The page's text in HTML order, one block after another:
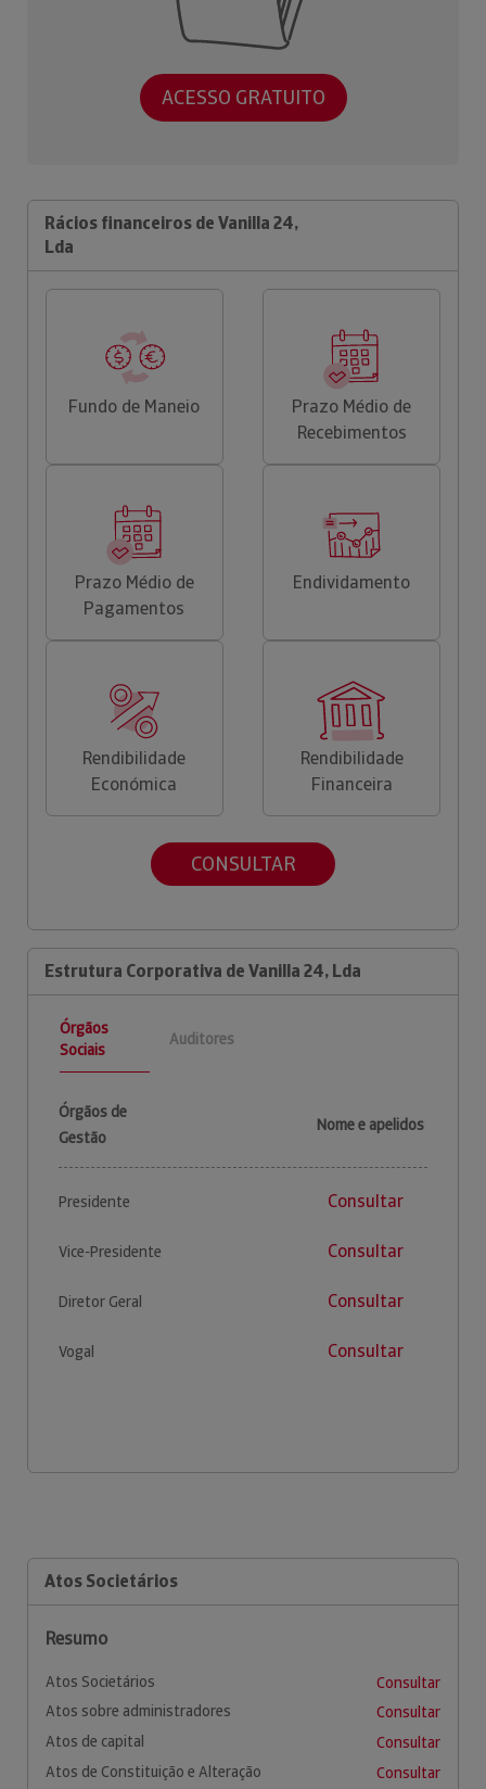
ACESSO GRATUITO
Rácios financeiros de Vanilla 24,
Lda
Fundo de Maneio
Prazo Médio de
Recebimentos
Prazo Médio de
Pagamentos
Endividamento
Rendibilidade
Económica
Rendibilidade
Financeira
CONSULTAR
Estrutura Corporativa de Vanilla 24, Lda
Órgãos
Sociais
Auditores
Órgãos de
Gestão
Nome e apelidos
Presidente Consultar
Vice-Presidente Consultar
Diretor Geral Consultar
Vogal Consultar
Atos Societários
Resumo
Atos Societários
Consultar
Atos sobre administradores
Consultar
Atos de capital
Consultar
Atos de Constituição e Alteração
Consultar